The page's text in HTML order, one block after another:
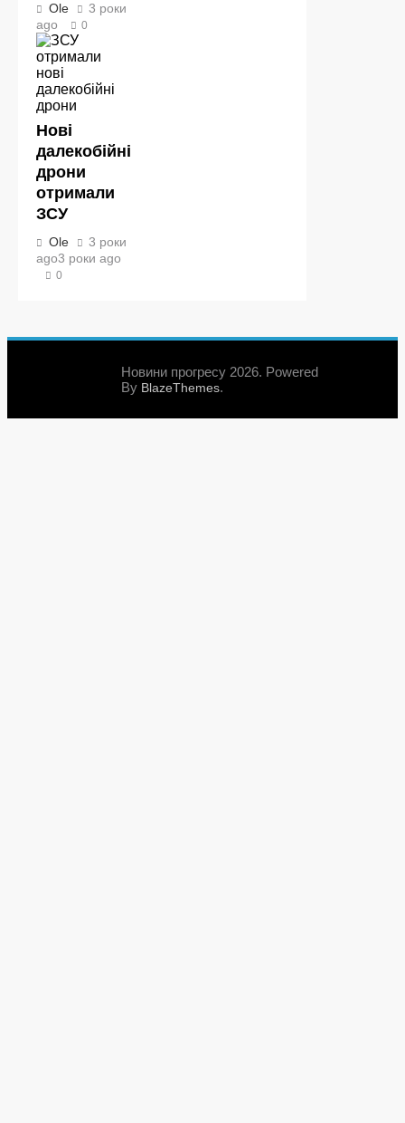
Ole
3 роки
ago
0
Нові
далекобійні
дрони
отримали
ЗСУ
Ole
3 роки
ago3 роки ago
0
Новини прогресу 2026. Powered
By BlazeThemes.